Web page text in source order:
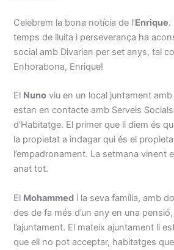
Celebrem la bona notícia de l’Enrique.
temps de lluita i perseverança ha
social amb Divarian per set anys, tal
Enhorabona, Enrique!
El Nuno viu en un local juntament
estan en contacte amb Serveis
d’Habitatge. El primer que li diem és
la propietat a indagar qui és el
l’empadronament. La setmana vinent
anat tot.
El Mohammed i la seva família, amb
des de fa més d’un any en una
l’ajuntament. El mateix ajuntament li
que ell no pot acceptar, habitatges